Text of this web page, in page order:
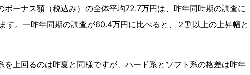
ーナス額（税込み）の全体平均72.7万円は、昨年同時期の調査に
す。一昨年同期の調査が60.4万円に比べると、２割以上の上昇幅と
を上回るのは昨夏と同様ですが、ハード系とソフト系の格差は昨年